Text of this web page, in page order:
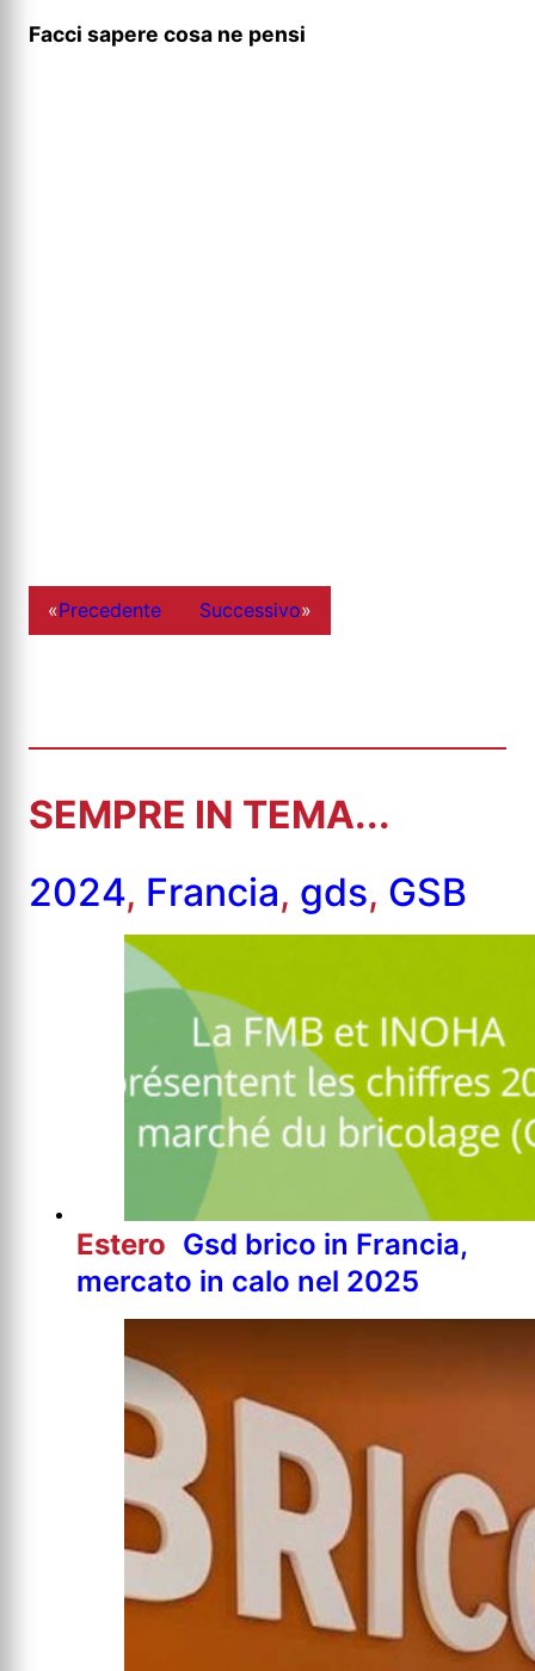
Facci sapere cosa ne pensi
«Precedente Successivo»
SEMPRE IN TEMA...
2024, Francia, gds, GSB
Estero Gsd brico in Francia,
mercato in calo nel 2025